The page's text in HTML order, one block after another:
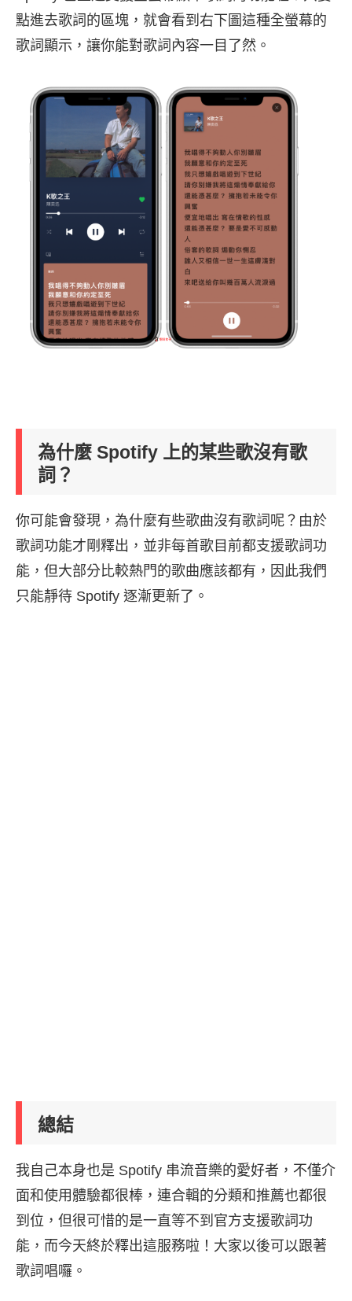
點進去歌詞的區塊，就會看到右下圖這種全螢幕的
歌詞顯示，讓你能對歌詞內容一目了然。
為什麼 Spotify 上的某些歌沒有歌
詞？
你可能會發現，為什麼有些歌曲沒有歌詞呢？由於
歌詞功能才剛釋出，並非每首歌目前都支援歌詞功
能，但大部分比較熱門的歌曲應該都有，因此我們
只能靜待 Spotify 逐漸更新了。
總結
我自己本身也是 Spotify 串流音樂的愛好者，不僅介
面和使用體驗都很棒，連合輯的分類和推薦也都很
到位，但很可惜的是一直等不到官方支援歌詞功
能，而今天終於釋出這服務啦！大家以後可以跟著
歌詞唱囉。